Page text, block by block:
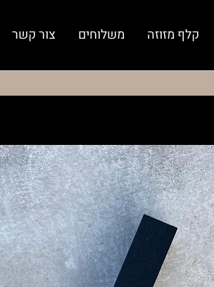
קלף מזוזה משלוחים צור קשר